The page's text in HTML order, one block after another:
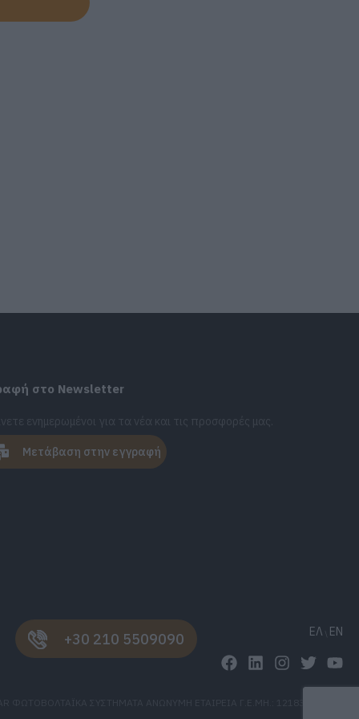
στο Newsletter
ενημερωμένοι για τα νέα και τις προσφορές μας.
Μετάβαση στην εγγραφή
+30 210 5509090 ΕΛ EN